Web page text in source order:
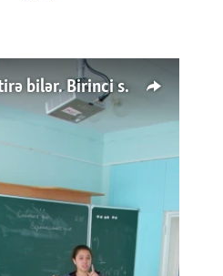
50 min müəllim işini itirə bilər. Birinci sinfə gedənlər azalır